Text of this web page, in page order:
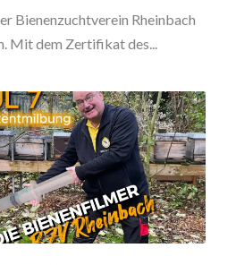
Bienenzuchtverein Rheinbach
Mit dem Zertifikat des...